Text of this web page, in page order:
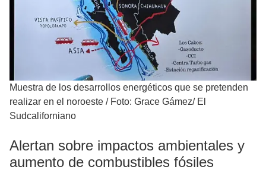
Muestra de los desarrollos energéticos que se pretenden
realizar en el noroeste / Foto: Grace Gámez/ El
Sudcaliforniano
Alertan sobre impactos ambientales y
aumento de combustibles fósiles